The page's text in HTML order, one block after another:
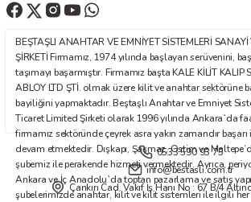
Ürün bilgilerinde hatalar bulunuyor.
Bu ürüne benzer farklı alternatifler olmalı.
Gönder
BEŞTAŞLI ANAHTAR VE EMNİYET SİSTEMLERİ
ŞİRKETİ Firmamız, 1974 yılında başlayan serüvenini,
taşımayı başarmıştır. Firmamız başta KALE KİLİT KALIP
ABLOY LTD ŞTİ. olmak üzere kilit ve anahtar sektörüne
bayiliğini yapmaktadır. Beştaşlı Anahtar ve Emniyet
Ticaret Limited Şirketi olarak 1996 yılında Ankara`da
firmamız sektöründe çeyrek asra yakın zamandır
devam etmektedir. Dışkapı, Şaşmaz, Ostim ve
şubemiz ile perakende hizmeti vermektedir. Ayrıca,
Ankara ve İç Anadolu`da toptan pazarlama ve satış
şubelerimizde anahtar, kilit ve kilit sistemleri ile ilgili her
0533 590 93 75
info@bestasli.com.tr
Çankırı Cad. Vakıf İş Hanı No : 67 B/4